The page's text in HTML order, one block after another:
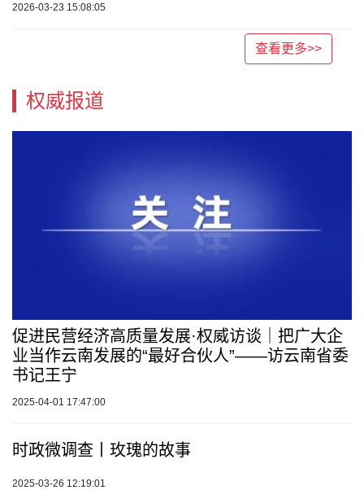
2026-03-23 15:08:05
查看更多>>
权威报道
促进民营经济高质量发展·权威访谈｜把广大企
业当作云南发展的“最好合伙人”——访云南省委
书记王宁
2025-04-01 17:47:00
时政微调查丨玫瑰的故事
2025-03-26 12:19:01